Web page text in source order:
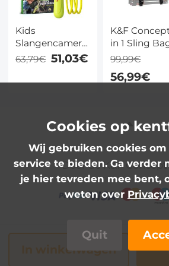
Kids
Slangencamera
met 80cm
slangkabel,
1080P video's,
cadeaus voor
jongens en
meisjes van 3-12
jaar, Kentfaith
63,79€ 51,03€
K&F
in 1 Sling
12L Dagelijkse
Schoudertas
Camera
Rugzak
Draagbare
Groen
99,99€
56,99€
In winkelwagen
Door de K&F
Cookies op
Wij gebruiken cookies
service te bieden. Ga verder
je hier tevreden mee bent,
weten over
Quit